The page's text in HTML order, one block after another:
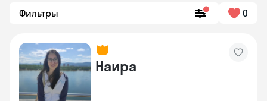
Фильтры 0
Наира